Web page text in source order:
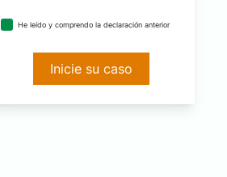
acuerdo
divulgación
He leído y comprendo la declaración anterior